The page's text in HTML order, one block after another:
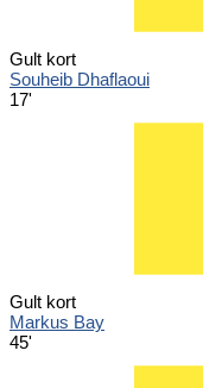
Gult kort
Souheib Dhaflaoui
17'
Gult kort
Markus Bay
45'